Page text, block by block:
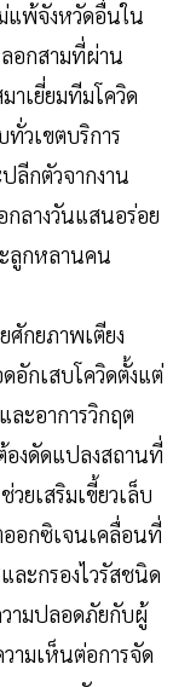
แพ้จังหวัดอื่นใน
อกสามที่ผ่าน
าเยี่ยมทีมโควิด
วเขตบริการ
กตัวจากงาน
ลางวันแสนอร่อย
ลูกหลานคน
ศักยภาพเตียง
อักเสบโควิดตั้งแต่
ละอาการวิกฤต
ต้องดัดแปลงสถานที่
ยเสริมเขี้ยวเล็บ
ออกซิเจนเคลื่อนที่
ละกรองไวรัสชนิด
วามปลอดภัยกับผู้
ามเห็นต่อการจัด